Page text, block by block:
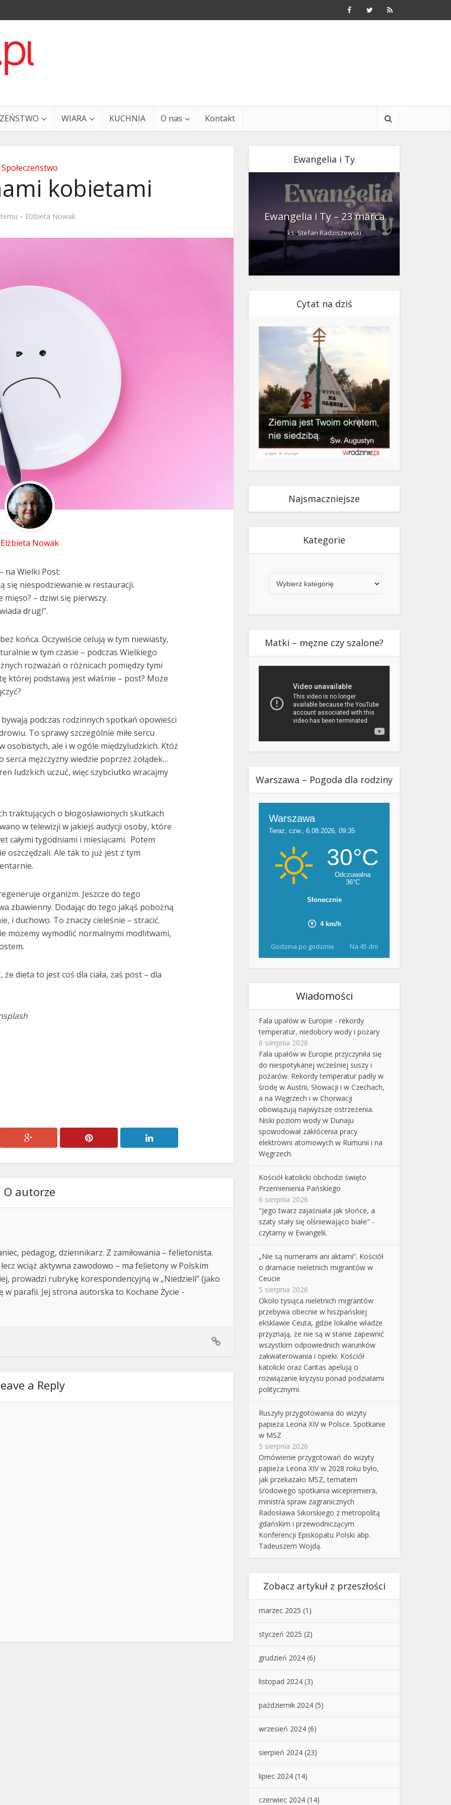
WIARA KUCHNIA O nas Kontakt
Społeczeństwo
kobietami
Elżbieta Nowak
Elżbieta Nowak
na Wielki Post:
się niespodziewanie w restauracji.
mięso? – dziwi się pierwszy.
drugi”.
końca. Oczywiście celują w tym niewiasty,
w tym czasie – podczas Wielkiego
rozważań o różnicach pomiędzy tymi
której podstawą jest właśnie – post? Może
podczas rodzinnych spotkań opowieści
To sprawy szczególnie miłe sercu
osobistych, ale i w ogóle międzyludzkich. Któż
mężczyzny wiedzie poprzez żołądek…
ludzkich uczuć, więc szybciutko wracajmy
traktujących o błogosławionych skutkach
w telewizji w jakiejś audycji osoby, które
całymi tygodniami i miesiącami. Potem
oszczędzali. Ale tak to już jest z tym
organizm. Jeszcze do tego
zbawienny. Dodając do tego jakąś pobożną
i duchowo. To znaczy cieleśnie – stracić.
możemy wymodlić normalnymi modlitwami,
dieta to jest coś dla ciała, zaś post – dla
O autorze
pedagog, dziennikarz. Z zamiłowania – felietonista.
wciąż aktywna zawodowo – ma felietony w Polskim
prowadzi rubrykę korespondencyjną w „Niedzieli” (jako
w parafii. Jej strona autorska to Kochane Życie -
a Reply
Ewangelia i Ty
i Ty – 29 grudnia Ewangelia i Ty – 23 marca
ks. Stefan Radziszewski
Cytat na dziś
Najsmaczniejsze
Kategorie
Matki – męzne czy szalone?
Warszawa – Pogoda dla rodziny
Godzina po godzinie Na 45 dni
Wiadomości
Fala upałów w Europie - rekordy
temperatur, niedobory wody i pożary
6 sierpnia 2026
Fala upałów w Europie przyczyniła się
do niespotykanej wcześniej suszy i
pożarów. Rekordy temperatur padły w
środę w Austrii, Słowacji i w Czechach,
a na Węgrzech i w Chorwacji
obowiązują najwyższe ostrzeżenia.
Niski poziom wody w Dunaju
spowodował zakłócenia pracy
elektrowni atomowych w Rumunii i na
Węgrzech.
Kościół katolicki obchodzi święto
Przemienienia Pańskiego
6 sierpnia 2026
"Jego twarz zajaśniała jak słońce, a
szaty stały się olśniewająco białe" -
czytamy w Ewangelii.
„Nie są numerami ani aktami”. Kościół
o dramacie nieletnich migrantów w
Ceucie
5 sierpnia 2026
Około tysiąca nieletnich migrantów
przebywa obecnie w hiszpańskiej
eksklawie Ceuta, gdzie lokalne władze
przyznają, że nie są w stanie zapewnić
wszystkim odpowiednich warunków
zakwaterowania i opieki. Kościół
katolicki oraz Caritas apelują o
rozwiązanie kryzysu ponad podziałami
politycznymi.
Ruszyły przygotowania do wizyty
papieża Leona XIV w Polsce. Spotkanie
w MSZ
5 sierpnia 2026
Omówienie przygotowań do wizyty
papieża Leona XIV w 2028 roku było,
jak przekazało MSZ, tematem
środowego spotkania wicepremiera,
ministra spraw zagranicznych
Radosława Sikorskiego z metropolitą
gdańskim i przewodniczącym
Konferencji Episkopatu Polski abp.
Tadeuszem Wojdą.
Zobacz artykuł z przeszłości
marzec 2025 (1)
styczeń 2025 (2)
grudzień 2024 (6)
listopad 2024 (3)
październik 2024 (5)
wrzesień 2024 (6)
sierpień 2024 (23)
lipiec 2024 (14)
czerwiec 2024 (14)